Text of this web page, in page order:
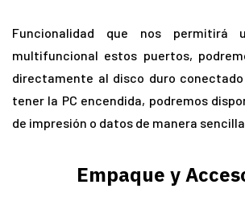
Funcionalidad que nos permitirá
multifuncional estos puertos,
directamente al disco duro
tener la PC encendida, podremos
de impresión o datos de manera
Empaque y